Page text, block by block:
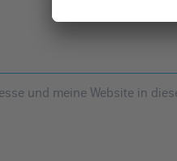
und meine Website in